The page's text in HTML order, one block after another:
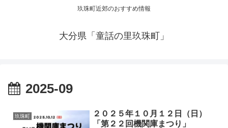
玖珠町近郊のおすすめ情報
大分県「童話の里玖珠町」
2025-09
玖珠町
２０２５年１０月１２日（日）
「第２２回機関庫まつり」